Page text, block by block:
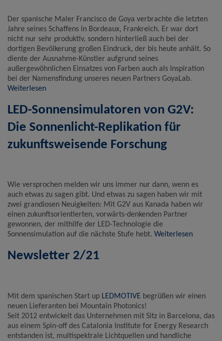
Der spanische Maler Francisco de Goya verbrachte die letzten
Jahre seines Schaffens in Bordeaux, Frankreich. Er war dort
nicht nur sehr produktiv, sondern hinterließ auch bei der
dortigen Bevölkerung großen Eindruck, der bis heute anhält. So
diente der Ausnahme-Künstler aufgrund seines
außergewöhnlichen Einsatzes von Farben auch als Inspiration
bei der Namensfindung unseres neuen Partners GoyaLab.
Weiterlesen
LED-Sonnensimulatoren von G2V:
Die Sonnenlicht-Replikation für
zukunftsweisende Forschung
Wie versprochen melden wir uns immer nur dann, wenn es
auch etwas zu sagen gibt. Und etwas zu sagen haben wir mit
zwei grandiosen Neuigkeiten: Mit G2V aus Kanada haben wir
einen zukunftsorientierten, vorwärts-denkenden Partner
gewonnen, der mithilfe der LED-Technologie die
Sonnensimulation auf die nächste Stufe hebt. Weiterlesen
Newsletter 2/21
Mit dem spanischen Start up LEDMOTIVE begrüßen wir einen
neuen Lieferanten bei Mountain Photonics!
Seit 2012 entwickelt das Unternehmen mit Sitz in Barcelona, das
aus einem Spin-off des Catalonia Institute for Energy Research
entstanden ist, multispektrale Lichtquellen und handliche
Name
Google Analytics
Anbieter
Google LLC
Zweck
Cookie von Google für Website-Analysen.
Erzeugt statistische Daten darüber, wie der
Besucher die Website nutzt.
Cookie Name
_ga,_gid
Cookie Laufzeit
2 Jahre
Infos schließen